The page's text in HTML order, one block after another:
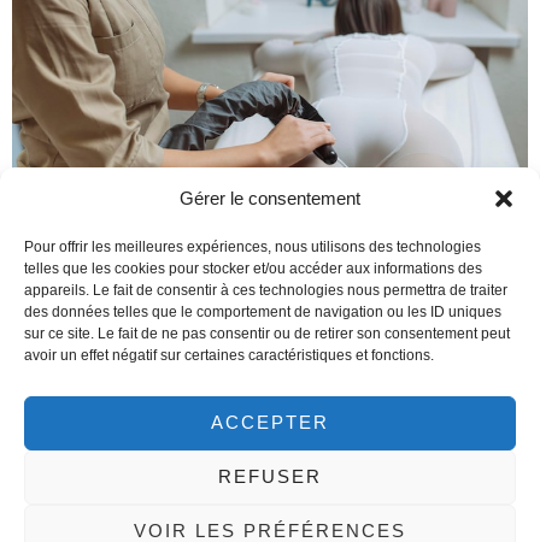
Gérer le consentement
Pour offrir les meilleures expériences, nous utilisons des technologies
telles que les cookies pour stocker et/ou accéder aux informations des
appareils. Le fait de consentir à ces technologies nous permettra de traiter
des données telles que le comportement de navigation ou les ID uniques
sur ce site. Le fait de ne pas consentir ou de retirer son consentement peut
avoir un effet négatif sur certaines caractéristiques et fonctions.
ACCEPTER
REFUSER
VOIR LES PRÉFÉRENCES
Descubra tudo sobre o aumento de glúteos com lipoenxertia
(BBL) na Tunísia: procedimento, recuperação, preços e por
que é um destino seguro e acessível.
Med Assistance: Clínica de turismo médico na Tunísia.